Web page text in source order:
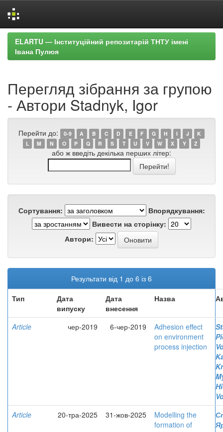
Skip
navigation
ELARTU — Інституційний репозитарій ТНТУ імені
Івана Пулюя
Перегляд зібрання за групою
- Автори Stadnyk, Igor
Перейти до: 0-9 A B C D E F G H I J
K
L
M N O P Q R S T U V W X Y Z
або ж введіть декілька перших літер:
Сортування:
Впорядкування:
Вивести на сторінку:
Автори:
Результати від 1 до 6 із 6
Тип
Дата
випуску
Дата
внесення
Назва
Article чер-2019 6-чер-2019
Adhesion effect
on environment
process injection
Article
20-тра-2025 31-жов-2025
Modelling the
formation of